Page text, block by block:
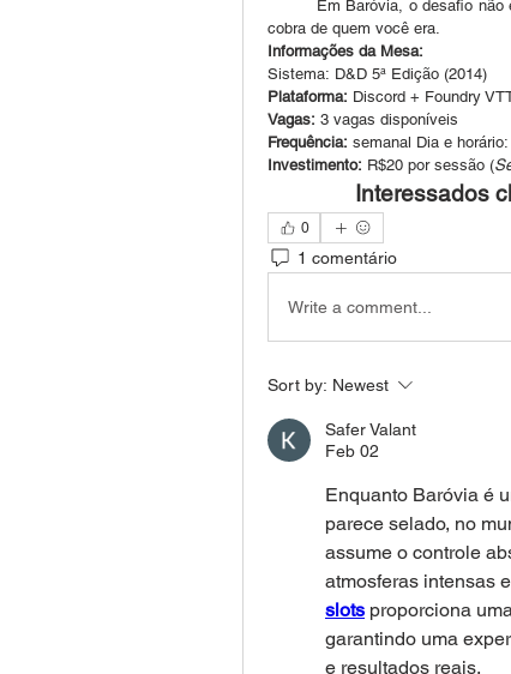
cobra de quem você era.
Informações da Mesa:
Sistema: D&D 5ª Edição (2014)
Plataforma: Discord + Foundry
Vagas: 3 vagas disponíveis
Frequência: semanal Dia e
Investimento: R$20 por sessão (
Interessados
0
1 comentário
Write a comment...
Sort by: Newest
Safer Valant
Feb 02
Enquanto Baróvia é
parece selado, no
assume o controle
atmosferas intensas
slots proporciona
garantindo uma
e resultados reais.